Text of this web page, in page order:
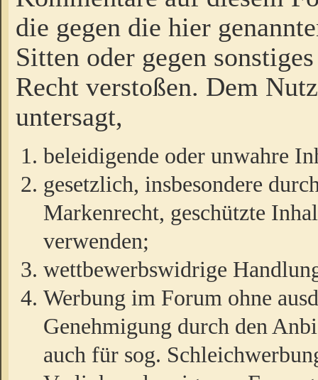
die gegen die hier
Sitten oder gegen
Recht verstoßen. Dem
untersagt,
beleidigende oder unwahre
gesetzlich, insbesondere
Markenrecht, geschützte
verwenden;
wettbewerbswidrige
Werbung im Forum ohne
Genehmigung durch den
auch für sog.